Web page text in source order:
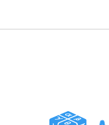
PDF 作業助手